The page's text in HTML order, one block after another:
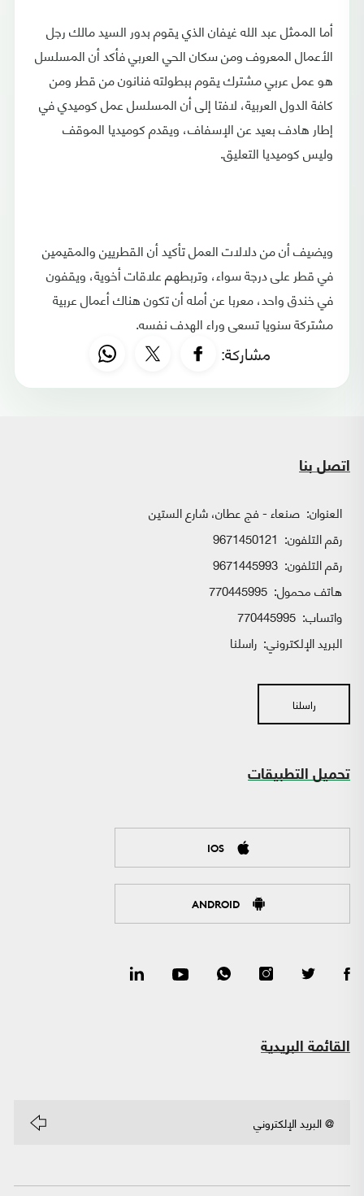
أما الممثل عبد الله غيفان الذي يقوم بدور السيد مالك رجل
الأعمال المعروف ومن سكان الحي العربي فأكد أن المسلسل
هو عمل عربي مشترك يقوم ببطولته فنانون من قطر ومن
كافة الدول العربية، لافتا إلى أن المسلسل عمل كوميدي في
إطار هادف بعيد عن الإسفاف، ويقدم كوميديا الموقف
وليس كوميديا التعليق.
ويضيف أن من دلالات العمل تأكيد أن القطريين والمقيمين
في قطر على درجة سواء، وتربطهم علاقات أخوية، ويقفون
في خندق واحد، معربا عن أمله أن تكون هناك أعمال عربية
مشتركة سنويا تسعى وراء الهدف نفسه.
مشاركة:
اتصل بنا
العنوان: صنعاء - فج عطان، شارع الستين
رقم التلفون: 9671450121
رقم التلفون: 9671445993
هاتف محمول: 770445995
واتساب:
البريد الإلكتروني: راسلنا
راسلنا
تحميل التطبيقات
IOS
ANDROID
القائمة البريدية